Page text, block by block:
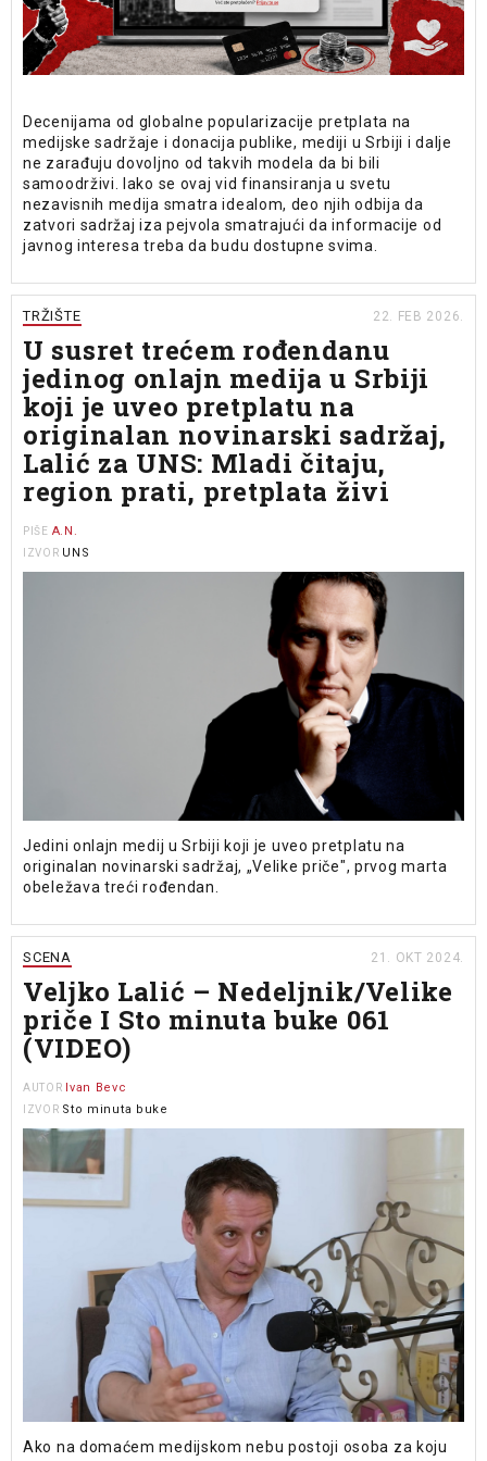
Decenijama od globalne popularizacije pretplata na
medijske sadržaje i donacija publike, mediji u Srbiji i dalje
ne zarađuju dovoljno od takvih modela da bi bili
samoodrživi. Iako se ovaj vid finansiranja u svetu
nezavisnih medija smatra idealom, deo njih odbija da
zatvori sadržaj iza pejvola smatrajući da informacije od
javnog interesa treba da budu dostupne svima.
TRŽIŠTE 22. FEB 2026.
U susret trećem rođendanu
jedinog onlajn medija u Srbiji
koji je uveo pretplatu na
originalan novinarski sadržaj,
Lalić za UNS: Mladi čitaju,
region prati, pretplata živi
PIŠE A.N.
IZVOR UNS
Jedini onlajn medij u Srbiji koji je uveo pretplatu na
originalan novinarski sadržaj, „Velike priče", prvog marta
obeležava treći rođendan.
SCENA 21. OKT 2024.
Veljko Lalić – Nedeljnik/Velike
priče I Sto minuta buke 061
(VIDEO)
AUTOR Ivan Bevc
IZVOR Sto minuta buke
Ako na domaćem medijskom nebu postoji osoba za koju